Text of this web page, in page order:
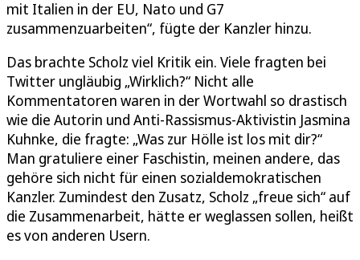
mit Italien in der EU, Nato und G7
zusammenzuarbeiten“, fügte der Kanzler hinzu.
Das brachte Scholz viel Kritik ein. Viele fragten bei
Twitter ungläubig „Wirklich?“ Nicht alle
Kommentatoren waren in der Wortwahl so drastisch
wie die Autorin und Anti-Rassismus-Aktivistin Jasmina
Kuhnke, die fragte: „Was zur Hölle ist los mit dir?“
Man gratuliere einer Faschistin, meinen andere, das
gehöre sich nicht für einen sozialdemokratischen
Kanzler. Zumindest den Zusatz, Scholz „freue sich“ auf
die Zusammenarbeit, hätte er weglassen sollen, heißt
es von anderen Usern.